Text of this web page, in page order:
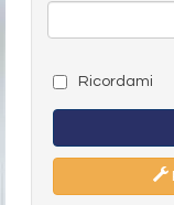
Ricordami